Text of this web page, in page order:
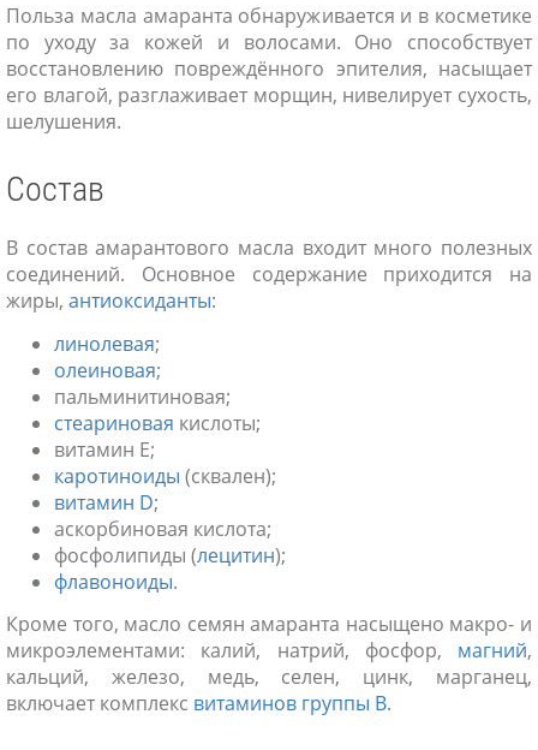
Польза масла амаранта обнаруживается и в косметике
по уходу за кожей и волосами. Оно способствует
восстановлению повреждённого эпителия, насыщает
его влагой, разглаживает морщин, нивелирует сухость,
шелушения.
Состав
В состав амарантового масла входит много полезных
соединений. Основное содержание приходится на
жиры, антиоксиданты:
линолевая;
олеиновая;
пальминитиновая;
стеариновая кислоты;
витамин Е;
каротиноиды (сквален);
витамин D;
аскорбиновая кислота;
фосфолипиды (лецитин);
флавоноиды.
Кроме того, масло семян амаранта насыщено макро- и
микроэлементами: калий, натрий, фосфор, магний,
кальций, железо, медь, селен, цинк, марганец,
включает комплекс витаминов группы В.